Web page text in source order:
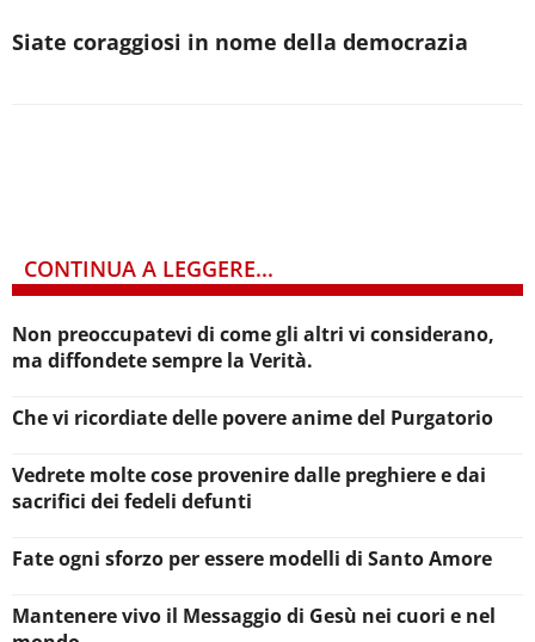
Siate coraggiosi in nome della democrazia
CONTINUA A LEGGERE...
Non preoccupatevi di come gli altri vi considerano,
ma diffondete sempre la Verità.
Che vi ricordiate delle povere anime del Purgatorio
Vedrete molte cose provenire dalle preghiere e dai
sacrifici dei fedeli defunti
Fate ogni sforzo per essere modelli di Santo Amore
Mantenere vivo il Messaggio di Gesù nei cuori e nel